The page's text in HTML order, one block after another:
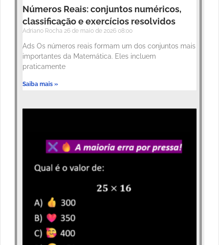
Números Reais: conjuntos numéricos,
classificação e exercícios resolvidos
Adriano Rocha 26 de maio de 2026 08:00
Ads Os números reais formam um dos conjuntos mais
importantes da Matemática. Eles incluem
praticamente
Saiba mais »